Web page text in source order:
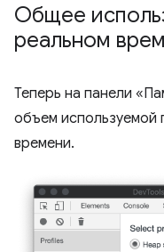
Общее
реальном
Теперь на панели
объем используемой
времени.